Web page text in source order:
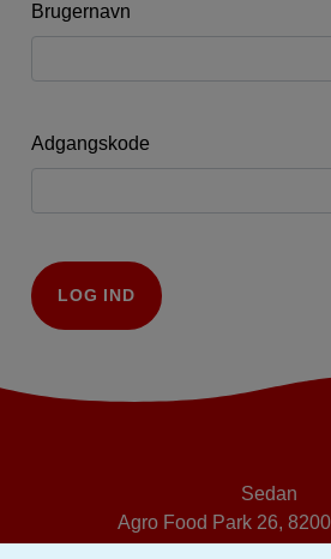
Brugernavn
Adgangskode
LOG IND
Sedan
Agro Food Park 26,